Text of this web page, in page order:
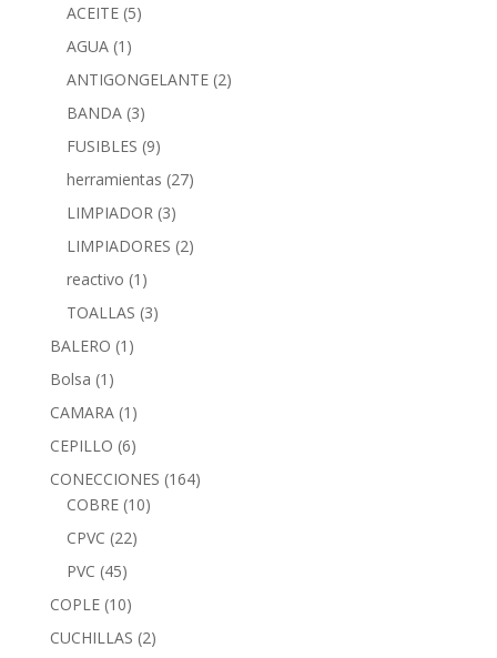
ACEITE (5)
AGUA (1)
ANTIGONGELANTE (2)
BANDA (3)
FUSIBLES (9)
herramientas (27)
LIMPIADOR (3)
LIMPIADORES (2)
reactivo (1)
TOALLAS (3)
BALERO (1)
Bolsa (1)
CAMARA (1)
CEPILLO (6)
CONECCIONES (164)
COBRE (10)
CPVC (22)
PVC (45)
COPLE (10)
CUCHILLAS (2)